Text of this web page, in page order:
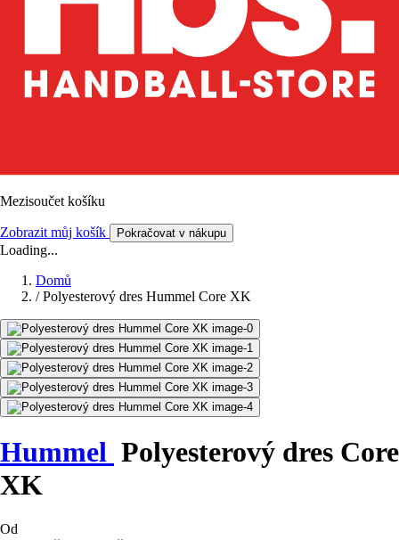
Mezisoučet košíku
Zobrazit můj košík Pokračovat v nákupu
Loading...
Domů
/ Polyesterový dres Hummel Core XK
Hummel Polyesterový dres Core
XK
Od